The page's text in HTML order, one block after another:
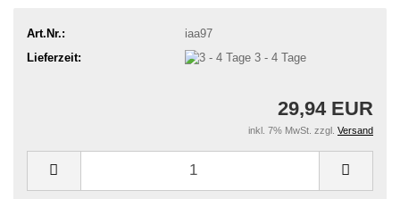
Art.Nr.:
iaa97
Lieferzeit:
3 - 4 Tage
29,94 EUR
inkl. 7% MwSt. zzgl. Versand